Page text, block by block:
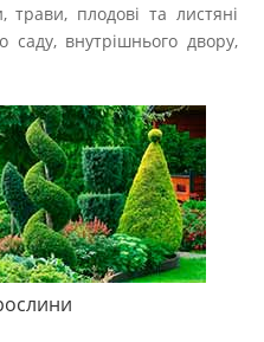
трави, плодові та листяні
саду, внутрішнього двору,